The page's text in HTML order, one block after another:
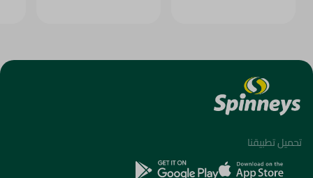
تحميل تطبيقنا